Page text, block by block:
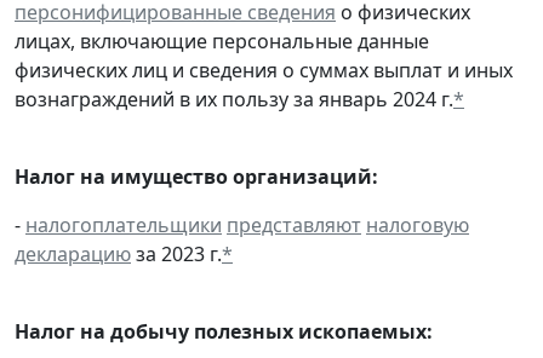
персонифицированные сведения о физических
лицах, включающие персональные данные
физических лиц и сведения о суммах выплат и иных
вознаграждений в их пользу за январь 2024 г.*
Налог на имущество организаций:
- налогоплательщики представляют налоговую
декларациюза 2023 г.*
Налог на добычу полезных ископаемых: